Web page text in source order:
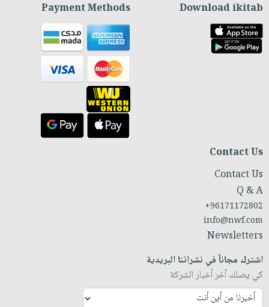
Download ikitab
Payment Methods
Contact Us
Contact Us
Q & A
+96171172802
info@nwf.com
Newsletters
اشترك مجاناً في نشراتنا البريدية
كي يصلك آخر أخبار الشركة